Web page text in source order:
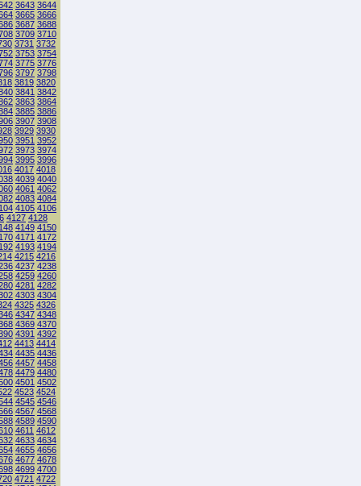
3643 3644
3665 3666
3687 3688
3709 3710
3731 3732
3753 3754
3775 3776
3797 3798
3819 3820
3841 3842
3863 3864
3885 3886
3907 3908
3929 3930
3951 3952
3973 3974
3995 3996
4017 4018
4039 4040
4061 4062
4083 4084
4105 4106
4127 4128
4149 4150
4171 4172
4193 4194
4215 4216
4237 4238
4259 4260
4281 4282
4303 4304
4325 4326
4347 4348
4369 4370
4391 4392
4413 4414
4435 4436
4457 4458
4479 4480
4501 4502
4523 4524
4545 4546
4567 4568
4589 4590
4611 4612
4633 4634
4655 4656
4677 4678
4699 4700
4721 4722